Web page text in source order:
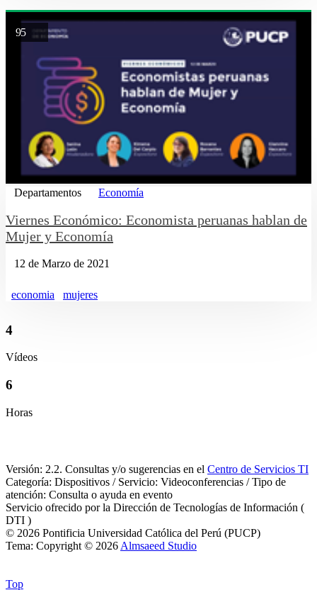
95
Departamentos Economía
Viernes Económico: Economista peruanas hablan de
Mujer y Economía
12 de Marzo de 2021
economia mujeres
4
Vídeos
6
Horas
Versión: 2.2. Consultas y/o sugerencias en el Centro de Servicios TI
Categoría: Dispositivos / Servicio: Videoconferencias / Tipo de
atención: Consulta o ayuda en evento
Servicio ofrecido por la Dirección de Tecnologías de Información (
DTI )
© 2026 Pontificia Universidad Católica del Perú (PUCP)
Tema: Copyright © 2026 Almsaeed Studio
Top